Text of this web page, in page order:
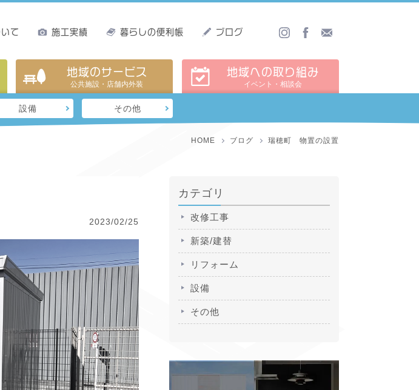
て 施工実績 暮らしの便利帳 ブログ
地域のサービス
公共施設・店舗内外装
地域への取り組み
イベント・相談会
設備 その他
HOME ブログ 瑞穂町 物置の設置
2023/02/25
カテゴリ
改修工事
新築/建替
リフォーム
設備
その他